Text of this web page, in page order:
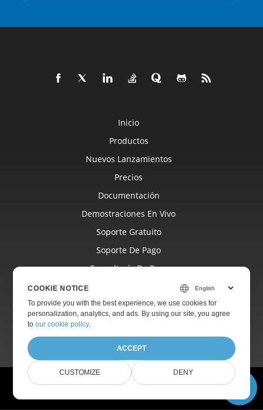
Inicio
Productos
Nuevos Lanzamientos
Precios
Documentación
Demostraciones En Vivo
Soporte Gratuito
Soporte De Pago
Consultoría De Pago
Sitios Web
© Aspose Pty Ltd 2001-2026.Todos los derechos reservados.
COOKIE NOTICE
To provide you with the best experience, we use cookies for
personalization, analytics, and ads. By using our site, you agree
toour cookie policy.
ACCEPT
CUSTOMIZE DENY